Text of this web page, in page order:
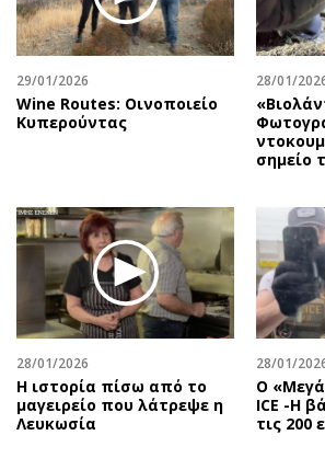
29/01/2026
Wine Routes: Οινοποιείο
Κυπερούντας
28/01/
σημείο
28/01/2026
Η ιστορία πίσω από το
μαγειρείο που λάτρεψε η
Λευκωσία
28/01/
Ο
ICE -Η
τις 200